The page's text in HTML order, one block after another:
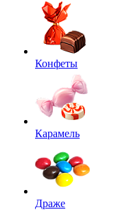
Конфеты
Карамель
Драже